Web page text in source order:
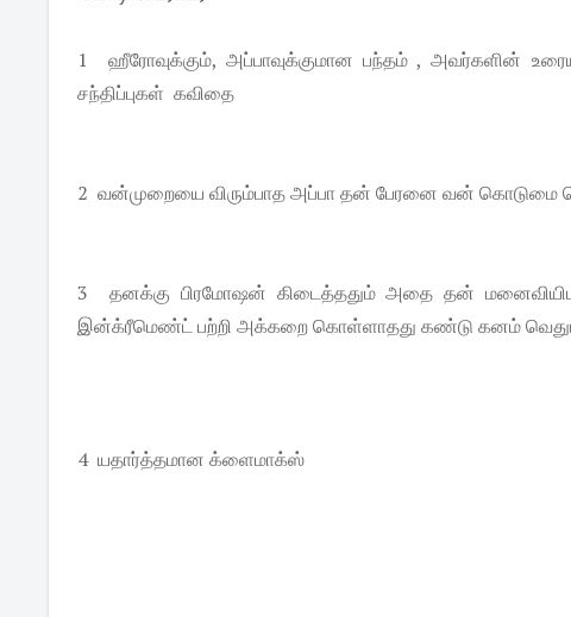
1 ஹீரோவுக்கும், அப்பாவுக்குமான பந்தம் , அவர்களின்
சந்திப்புகள் கவிதை
2 வன்முறையை விரும்பாத அப்பா தன் பேரனை வன் கொடுமை
3 தனக்கு பிரமோஷன் கிடைத்ததும் அதை தன்
இன்க்ரீமெண்ட் பற்றி அக்கறை கொள்ளாதது கண்டு கனம்
4 யதார்த்தமான க்ளைமாக்ஸ்